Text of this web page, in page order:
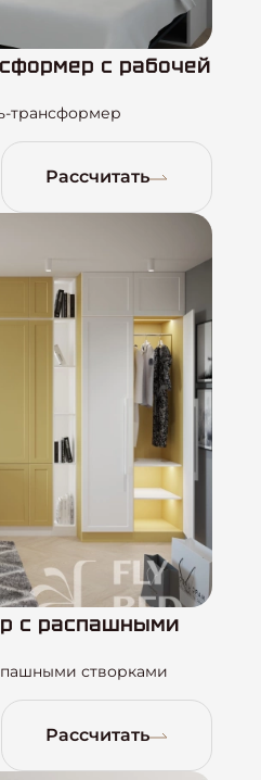
с рабочей
трансформер
Рассчитать
с распашными
створками
Рассчитать